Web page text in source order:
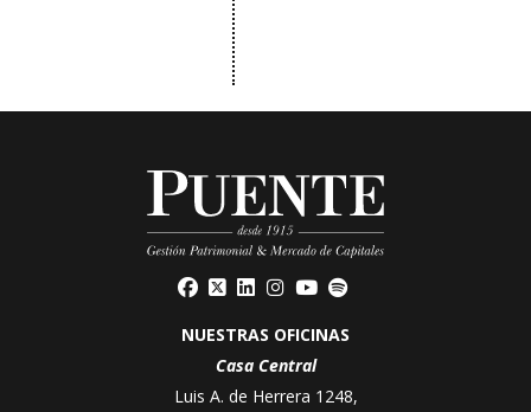
NUESTRAS OFICINAS
Casa Central
Luis A. de Herrera 1248,